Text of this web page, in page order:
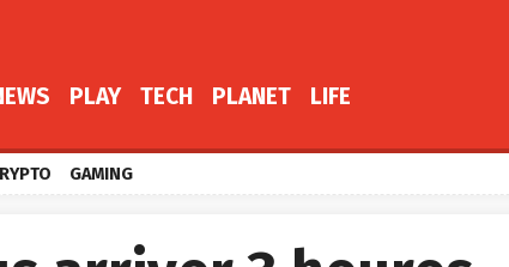
PLAY TECH PLANET LIFE
GAMING